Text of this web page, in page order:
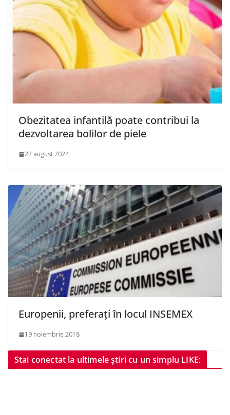
Obezitatea infantilă poate contribui la
dezvoltarea bolilor de piele
22 august 2024
Europenii, preferați în locul INSEMEX
19 noiembrie 2018
Stai conectat la ultimele știri cu un simplu LIKE: